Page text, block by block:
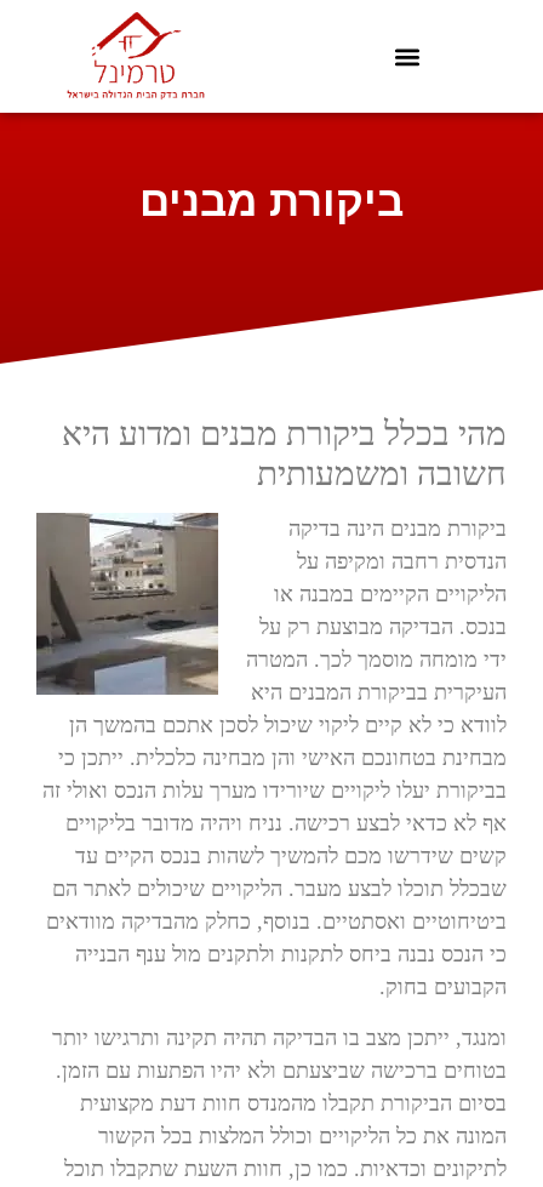
ביקורת מבנים
מהי בכלל ביקורת מבנים ומדוע היא
חשובה ומשמעותית
ביקורת מבנים הינה בדיקה
הנדסית רחבה ומקיפה על
הליקויים הקיימים במבנה או
בנכס. הבדיקה מבוצעת רק על
ידי מומחה מוסמך לכך. המטרה
העיקרית בביקורת המבנים היא
לוודא כי לא קיים ליקוי שיכול לסכן אתכם בהמשך הן
מבחינת בטחונכם האישי והן מבחינה כלכלית. ייתכן כי
בביקורת יעלו ליקויים שיורידו מערך עלות הנכס ואולי זה
אף לא כדאי לבצע רכישה. נניח ויהיה מדובר בליקויים
קשים שידרשו מכם להמשיך לשהות בנכס הקיים עד
שבכלל תוכלו לבצע מעבר. הליקויים שיכולים לאתר הם
ביטיחוטיים ואסתטיים. בנוסף, כחלק מהבדיקה מוודאים
כי הנכס נבנה ביחס לתקנות ולתקנים מול ענף הבנייה
הקבועים בחוק.
ומנגד, ייתכן מצב בו הבדיקה תהיה תקינה ותרגישו יותר
בטוחים ברכישה שביצעתם ולא יהיו הפתעות עם הזמן.
בסיום הביקורת תקבלו מהמנדס חוות דעת מקצועית
המונה את כל הליקויים וכולל המלצות בכל הקשור
לתיקונים וכדאיות. כמו כן, חוות השעת שתקבלו תוכל